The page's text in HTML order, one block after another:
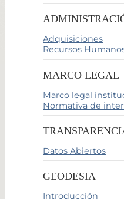
Adquisiciones
Recursos
MARCO LEGAL
Marco legal
Normativa de
Datos Abiertos
GEODESIA
Introducción